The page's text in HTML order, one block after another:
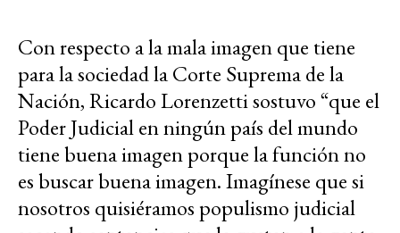
Con respecto a la mala imagen que tiene
para la sociedad la Corte Suprema de la
Nación, Ricardo Lorenzetti sostuvo “que el
Poder Judicial en ningún país del mundo
tiene buena imagen porque la función no
es buscar buena imagen. Imagínese que si
nosotros quisiéramos populismo judicial